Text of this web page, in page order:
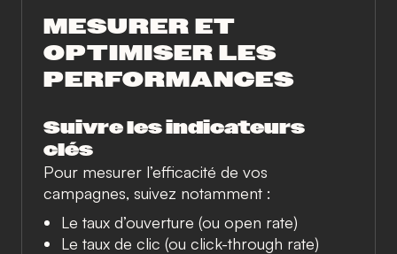
MESURER ET
OPTIMISER LES
PERFORMANCES
Suivre les indicateurs
clés
Pour mesurer l’efficacité de vos
campagnes, suivez notamment :
Le taux d’ouverture (ou open rate)
Le taux de clic (ou click-through rate)